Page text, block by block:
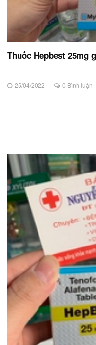
Thuốc Hepbest 25mg
25/04/2022 0 Bình luận